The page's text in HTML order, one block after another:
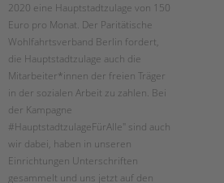
2020 eine Hauptstadtzulage von 150
Euro pro Monat. Der Paritätische
Wohlfahrtsverband Berlin fordert,
die Hauptstadtzulage auch die
Mitarbeiter*innen der freien Träger
in der sozialen Arbeit zu zahlen. Bei
der Kampagne
#HauptstadtzulageFürAlle" sind auch
wir dabei, haben in unseren
Einrichtungen Unterschriften
gesammelt und uns jetzt auf den